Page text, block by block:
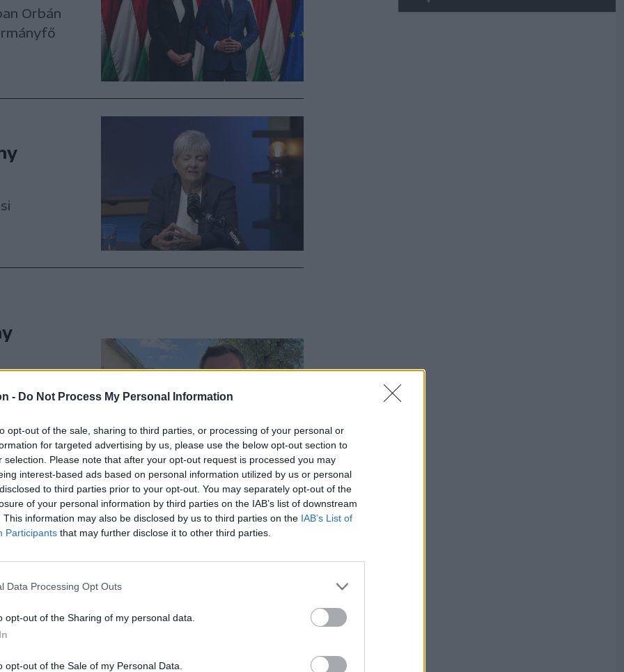
- Do Not Process My Personal Information
opt-out of the sale, sharing to third parties, or processing of your personal or
for targeted advertising by us, please use the below opt-out section to
selection. Please note that after your opt-out request is processed you may
interest-based ads based on personal information utilized by us or personal
to third parties prior to your opt-out. You may separately opt-out of the
of your personal information by third parties on the IAB’s list of downstream
This information may also be disclosed by us to third parties on the IAB’s List of
Participants that may further disclose it to other third parties.
Data Processing Opt Outs
opt-out of the Sharing of my personal data.
opt-out of the Sale of my Personal Data.
Orbán
Dávidot, a
pedig
a
a